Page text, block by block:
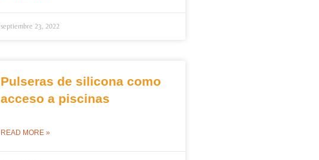
septiembre 23, 2022
Pulseras de silicona como
acceso a piscinas
READ MORE »